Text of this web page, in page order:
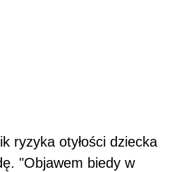
ryzyka otyłości dziecka
"Objawem biedy w